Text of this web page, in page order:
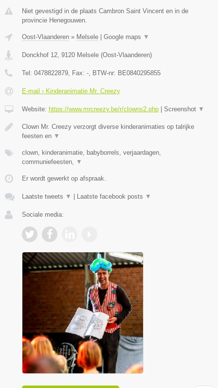
Niet gevestigd in de plaats Cambron Saint Vincent en in de
provincie Henegouwen.
Oost-Vlaanderen » Melsele Google maps ▼
Donckhof 12, 9120 Melsele (Oost-Vlaanderen)
Tel: 0478822879, Fax: -, BTW-nr: BE0840295855
E-mail › Kinderanimatie Mr. Creezy
Website: https://www.mrcreezy.be/r/clowns2.php Screenshot ▼
Clown Mr. Creezy verzorgt diverse kinderanimaties op talrijke
feesten en ▼
clown, kinderanimatie, babyborrels, verjaardagen,
communiefeesten, ▼
Er wordt gewerkt op afspraak.
Laatste tweets ▼ Laatste facebook posts ▼
Sociale media: